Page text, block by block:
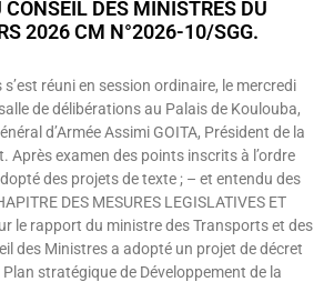
DES MINISTRES DU
2026 CM N°2026-10/SGG.
réuni en session ordinaire, le mercredi
de délibérations au Palais de Koulouba,
d’Armée Assimi GOITA, Président de la
Après examen des points inscrits à l’ordre
des projets de texte ; – et entendu des
DES MESURES LEGISLATIVES ET
le rapport du ministre des Transports et des
des Ministres a adopté un projet de décret
stratégique de Développement de la